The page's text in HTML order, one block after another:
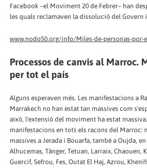
Facebook –el Moviment 20 de Febrer– han
les quals reclamaven la dissolució del Govern
www.nodo50.org/info/Miles-de-personas-por-
Processos de canvis al Marroc.
per tot el país
Alguns esperaven més. Les manifestacions a
Marrakech no han estat tan massives com
això, l'extensió del moviment ha estat
manifestacions en tots els racons del Marroc:
massives a Jerada i Bouarfa, també a Oujda,
Alhucemas, Tànger, Tetuan, Larraix, Chaouen,
Guercif, Sefrou, Fes, Outat El Haj, Azrou,